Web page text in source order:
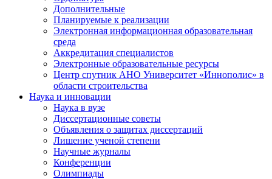
Дополнительные
Планируемые к реализации
Электронная информационная образовательная
среда
Аккредитация специалистов
Электронные образовательные ресурсы
Центр спутник АНО Университет «Иннополис» в
области строительства
Наука и инновации
Наука в вузе
Диссертационные советы
Объявления о защитах диссертаций
Лишение ученой степени
Научные журналы
Конференции
Олимпиады